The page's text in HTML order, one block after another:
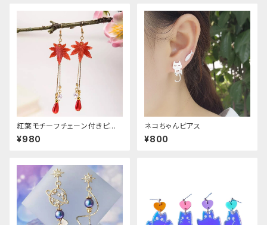
紅葉モチーフチェーン付きピア
ス
¥980
ネコちゃんピアス
¥800